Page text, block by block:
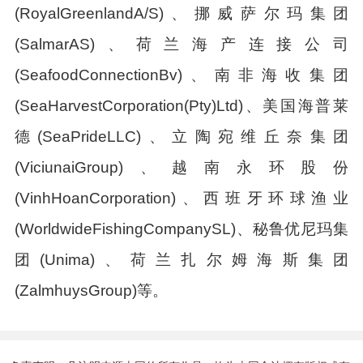
(RoyalGreenlandA/S)、挪威萨尔玛集团
(SalmarAS)、荷兰海产连接公司
(SeafoodConnectionBv)、南非海收集团
(SeaHarvestCorporation(Pty)Ltd)、美国海普莱
德(SeaPrideLLC)、立陶宛维丘奈集团
(ViciunaiGroup)、越南永环股份
(VinhHoanCorporation)、西班牙环球渔业
(WorldwideFishingCompanySL)、秘鲁优尼玛集
团(Unima)、荷兰扎尔姆海斯集团
(ZalmhuysGroup)等。